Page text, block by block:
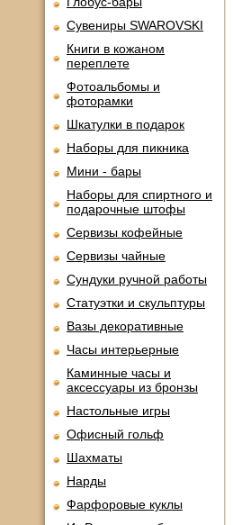
Сувениры SWAROVSKI
Книги в кожаном
переплете
Фотоальбомы и
фоторамки
Шкатулки в подарок
Наборы для пикника
Мини - бары
Наборы для спиртного и
подарочные штофы
Сервизы кофейные
Сервизы чайные
Сундуки ручной работы
Статуэтки и скульптуры
Вазы декоративные
Часы интерьерные
Каминные часы и
аксессуары из бронзы
Настольные игры
Офисный гольф
Шахматы
Нарды
Фарфоровые куклы